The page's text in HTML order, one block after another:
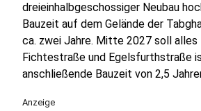
dreieinhalbgeschossiger Neubau
Bauzeit auf dem Gelände der
ca. zwei Jahre. Mitte 2027 soll
Fichtestraße und Egelsfurthstraße
anschließende Bauzeit von 2,5
Anzeige